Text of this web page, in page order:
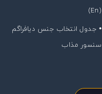
(En)
• جدول انتخاب جنس دیافراگم
سنسور مذاب